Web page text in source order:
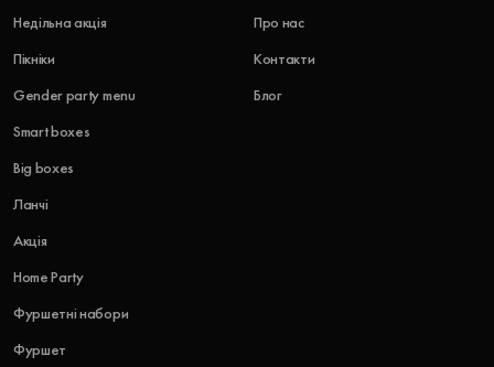
Недільна акція
Пікніки
Gender party menu
Smart boxes
Big boxes
Ланчі
Акція
Home Party
Фуршетні набори
Фуршет
Про нас
Контакти
Блог